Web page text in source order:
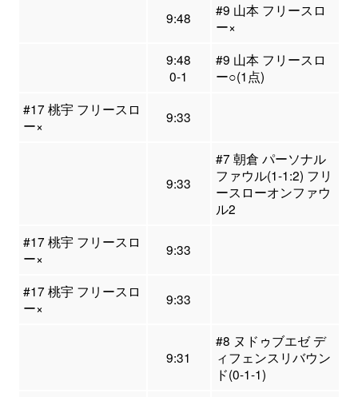
9:48
#9 山本 フリースロ
ー×
9:48
0-1
#9 山本 フリースロ
ー○(1点)
#17 桃宇 フリースロ
ー×
9:33
9:33
#7 朝倉 パーソナル
ファウル(1-1:2) フリ
ースローオンファウ
ル2
#17 桃宇 フリースロ
ー×
9:33
#17 桃宇 フリースロ
ー×
9:33
9:31
#8 ヌドゥブエゼ デ
ィフェンスリバウン
ド(0-1-1)